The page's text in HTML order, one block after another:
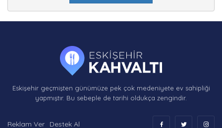
Eskişehir geçmişten günümüze pek çok medeniyete ev sahipliği
yapmıştır. Bu sebeple de tarihi oldukça zengindir.
Reklam Ver Destek Al